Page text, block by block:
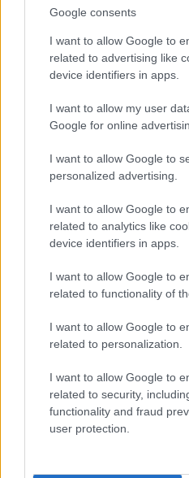
Google consents
I want to allow Google to
related to advertising like
device identifiers in apps.
I want to allow my user
Google for online
I want to allow Google to
personalized advertising.
I want to allow Google to
related to analytics like
device identifiers in apps.
I want to allow Google to
related to functionality of
I want to allow Google to
related to personalization.
I want to allow Google to
related to security,
functionality and fraud
user protection.
Continua a leggere
LIFESTYLE
Sri Lanka: itinerari tra
spiagge paradisiache
Matteo Pellegrino · 8 Ago 2026
LIFESTYLE